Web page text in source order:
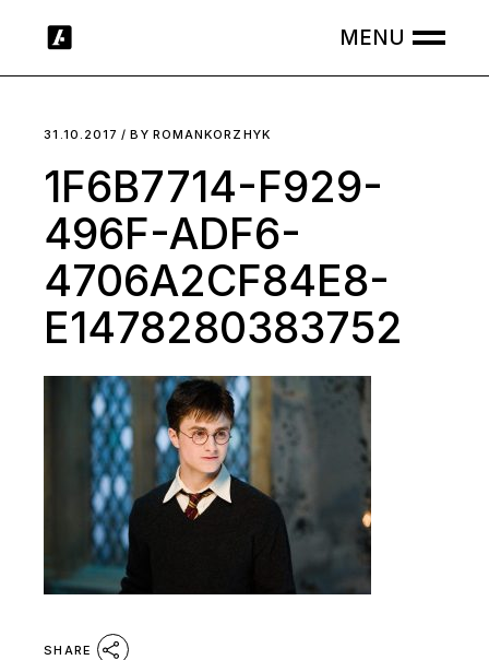
31.10.2017 BY ROMANKORZHYK
1F6B7714-F929-
496F-ADF6-
4706A2CF84E8-
E1478280383752
SHARE